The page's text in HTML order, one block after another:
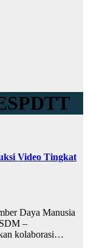
Video Tingkat
Daya Manusia
–
kolaborasi…